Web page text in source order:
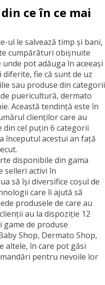
ce în ce mai
ul le salvează timp și bani,
cumpărături obișnuite
pot adăuga în aceeași
fie că sunt de uz
sau produse din categorii
puericultură, dermato
Această tendință este în
clienților care au
din cel puțin 6 categorii
începutul acestui an față
disponibile din gama
selleri activi în
să își diversifice coșul de
care îi ajută să
produsele de care au
au la dispoziție 12
game de produse
Shop, Dermato Shop,
altele, în care pot găsi
pentru nevoile lor